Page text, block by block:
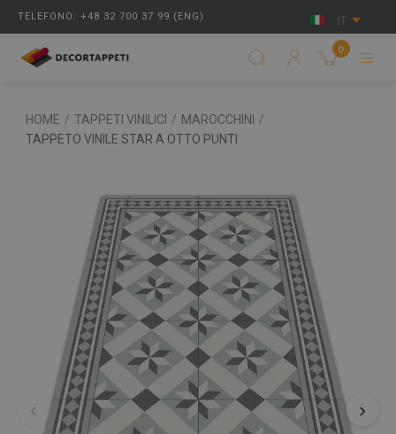
TELEFONO: +48 32 700 37 99 (ENG)
0
HOME / TAPPETI VINILICI / MAROCCHINI
/
TAPPETO VINILE STAR A OTTO PUNTI
‹ ›